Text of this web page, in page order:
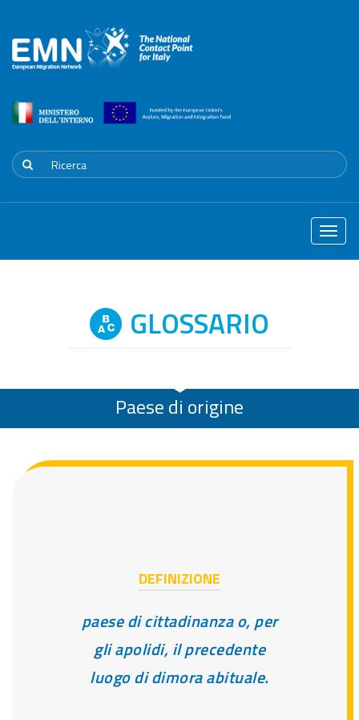
Toggle
GLOSSARIO
Paese di origine
DEFINIZIONE
paese di cittadinanza o, per
gli apolidi, il precedente
luogo di dimora abituale.